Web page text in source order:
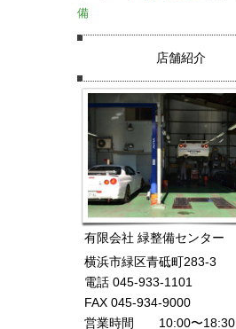
備
店舗紹介
有限会社 緑整備センター
横浜市緑区青砥町283-3
電話 045-933-1101
FAX 045-934-9000
営業時間 10:00〜18:30